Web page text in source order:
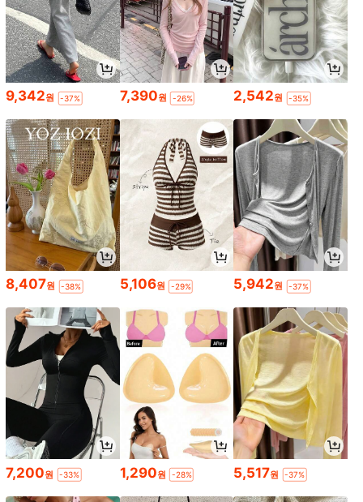
9,342원 -37% 7,390원 -26% 2,542원 -35%
8,407원 -38% 5,106원 -29% 5,942원 -37%
7,200원 -33% 1,290원 -28% 5,517원 -37%